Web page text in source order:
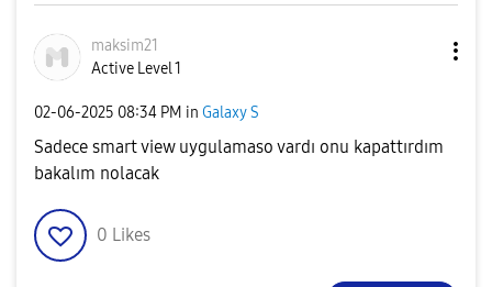
maksim21
Active Level 1
‎02-06-2025 08:34 PM in Galaxy S
Sadece smart view uygulamaso vardı onu kapattırdım
bakalım nolacak
0 Likes